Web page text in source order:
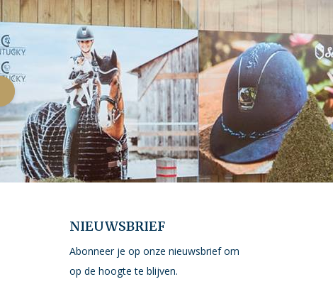
NIEUWSBRIEF
Abonneer je op onze nieuwsbrief om
op de hoogte te blijven.